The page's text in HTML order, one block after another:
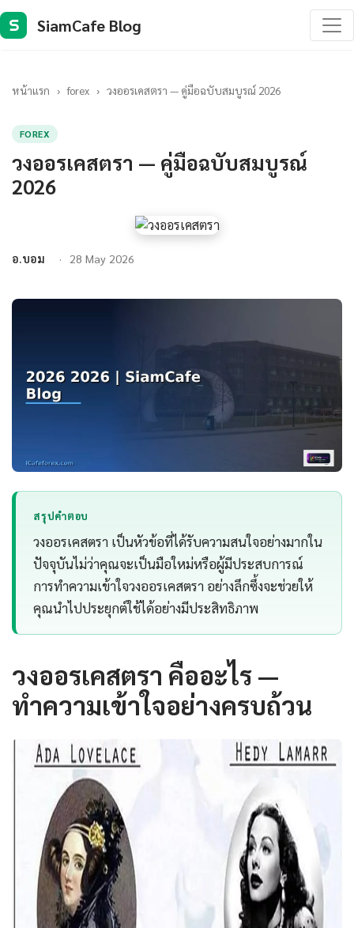
S SiamCafe Blog
หน้าแรก › forex › วงออรเคสตรา — คู่มือฉบับสมบูรณ์ 2026
FOREX
วงออรเคสตรา — คู่มือฉบับสมบูรณ์
2026
อ.บอม 28 May 2026
สรุปคำตอบ
วงออรเคสตรา เป็นหัวข้อที่ได้รับความสนใจอย่างมากใน
ปัจจุบันไม่ว่าคุณจะเป็นมือใหม่หรือผู้มีประสบการณ์
การทำความเข้าใจวงออรเคสตรา อย่างลึกซึ้งจะช่วยให้
คุณนำไปประยุกต์ใช้ได้อย่างมีประสิทธิภาพ
วงออรเคสตรา คืออะไร —
ทำความเข้าใจอย่างครบถ้วน